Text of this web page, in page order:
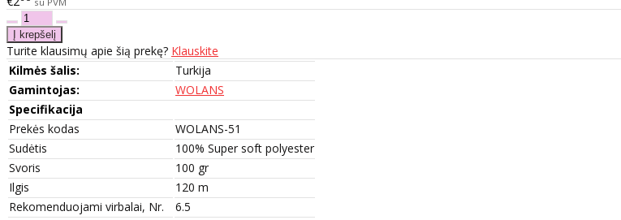
Turite klausimų apie šią prekę? Klauskite
Kilmės šalis:
Turkija
Gamintojas:
WOLANS
Specifikacija
Prekės kodas
WOLANS-51
Sudėtis
100% Super soft polyester
Svoris
100 gr
Ilgis
120 m
Rekomenduojami virbalai, Nr.
6.5